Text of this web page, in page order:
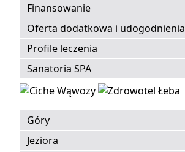
Finansowanie
Oferta dodatkowa i udogodnienia
Profile leczenia
Sanatoria SPA
Góry
Jeziora